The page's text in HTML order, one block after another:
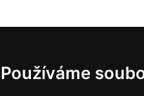
Používáme